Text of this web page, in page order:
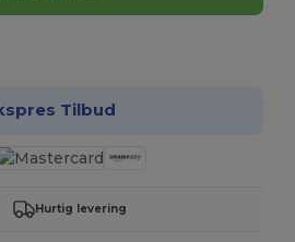
Tilbud
Hurtig levering